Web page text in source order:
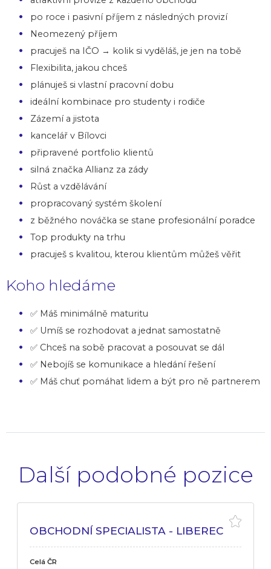
po roce i pasivní příjem z následných provizí
Neomezený příjem
pracuješ na IČO → kolik si vyděláš, je jen na tobě
Flexibilita, jakou chceš
plánuješ si vlastní pracovní dobu
ideální kombinace pro studenty i rodiče
Zázemí a jistota
kancelář v Bílovci
připravené portfolio klientů
silná značka Allianz za zády
Růst a vzdělávání
propracovaný systém školení
z běžného nováčka se stane profesionální poradce
Top produkty na trhu
pracuješ s kvalitou, kterou klientům můžeš věřit
Koho hledáme
✅ Máš minimálně maturitu
✅ Umíš se rozhodovat a jednat samostatně
✅ Chceš na sobě pracovat a posouvat se dál
✅ Nebojíš se komunikace a hledání řešení
✅ Máš chuť pomáhat lidem a být pro ně partnerem
Další podobné pozice
OBCHODNÍ SPECIALISTA - LIBEREC
Celá ČR